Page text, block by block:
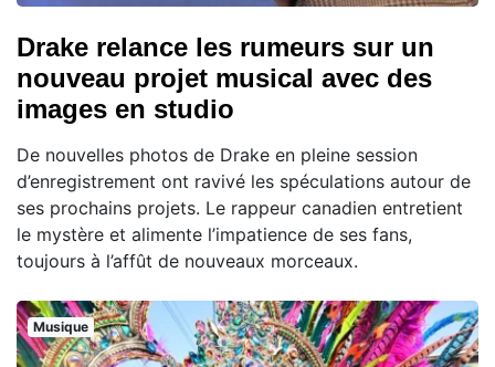
Drake relance les rumeurs sur un
nouveau projet musical avec des
images en studio
De nouvelles photos de Drake en pleine session
d’enregistrement ont ravivé les spéculations autour de
ses prochains projets. Le rappeur canadien entretient
le mystère et alimente l’impatience de ses fans,
toujours à l’affût de nouveaux morceaux.
Musique